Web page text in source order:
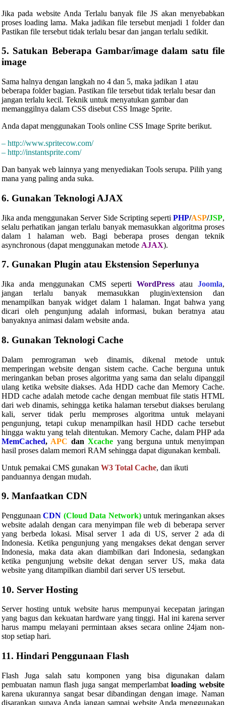
Jika pada website Anda Terlalu banyak file JS akan menyebabkan
proses loading lama. Maka jadikan file tersebut menjadi 1 folder dan
Pastikan file tersebut tidak terlalu besar dan jangan terlalu sedikit.
5. Satukan Beberapa Gambar/image dalam satu file
image
Sama halnya dengan langkah no 4 dan 5, maka jadikan 1 atau
beberapa folder bagian. Pastikan file tersebut tidak terlalu besar dan
jangan terlalu kecil. Teknik untuk menyatukan gambar dan
memanggilnya dalam CSS disebut CSS Image Sprite.
Anda dapat menggunakan Tools online CSS Image Sprite berikut.
– http://www.spritecow.com/
– http://instantsprite.com/
Dan banyak web lainnya yang menyediakan Tools serupa. Pilih yang
mana yang paling anda suka.
6. Gunakan Teknologi AJAX
Jika anda menggunakan Server Side Scripting seperti PHP/ASP/JSP,
selalu perhatikan jangan terlalu banyak memasukkan algoritma proses
dalam 1 halaman web. Bagi beberapa proses dengan teknik
asynchronous (dapat menggunakan metode AJAX).
7. Gunakan Plugin atau Ekstension Seperlunya
Jika anda menggunakan CMS sepertiWordPress atauJoomla,
jangan terlalu banyak memasukkan plugin/extension dan
menampilkan banyak widget dalam 1 halaman. Ingat bahwa yang
dicari oleh pengunjung adalah informasi, bukan beratnya atau
banyaknya animasi dalam website anda.
8. Gunakan Teknologi Cache
Dalam pemrograman web dinamis, dikenal metode untuk
memperingan website dengan sistem cache. Cache berguna untuk
meringankan beban proses algoritma yang sama dan selalu dipanggil
ulang ketika website diakses. Ada HDD cache dan Memory Cache.
HDD cache adalah metode cache dengan membuat file statis HTML
dari web dinamis, sehingga ketika halaman tersebut diakses berulang
kali, server tidak perlu memproses algoritma untuk melayani
pengunjung, tetapi cukup menampilkan hasil HDD cache tersebut
hingga waktu yang telah ditentukan. Memory Cache, dalam PHP ada
MemCached, APC danXcache yang berguna untuk menyimpan
hasil proses dalam memori RAM sehingga dapat digunakan kembali.
Untuk pemakai CMS gunakan W3 Total Cache, dan ikuti
panduannya dengan mudah.
9. Manfaatkan CDN
PenggunaanCDN (Cloud Data Network)untuk meringankan akses
website adalah dengan cara menyimpan file web di beberapa server
yang berbeda lokasi. Misal server 1 ada di US, server 2 ada di
Indonesia. Ketika pengunjung yang mengakses dekat dengan server
Indonesia, maka data akan diambilkan dari Indonesia, sedangkan
ketika pengunjung website dekat dengan server US, maka data
website yang ditampilkan diambil dari server US tersebut.
10. Server Hosting
Server hosting untuk website harus mempunyai kecepatan jaringan
yang bagus dan kekuatan hardware yang tinggi. Hal ini karena server
harus mampu melayani permintaan akses secara online 24jam non-
stop setiap hari.
11. Hindari Penggunaan Flash
Flash Juga salah satu komponen yang bisa digunakan dalam
pembuatan namun flash juga sangat memperlambatloading website
karena ukurannya sangat besar dibandingan dengan image. Naman
disarankan supaya Anda jangan sampai website Anda menggunakan